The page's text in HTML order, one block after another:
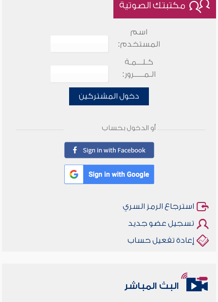
مكتبتك الصوتية
اسم
المستخدم:
كـلـــمـة
الـمـــــرور:
دخول المشتركين
أو الدخول بحساب
استرجاع الرمز السري
تسجيل عضو جديد
إعادة تفعيل حساب
البث المباشر